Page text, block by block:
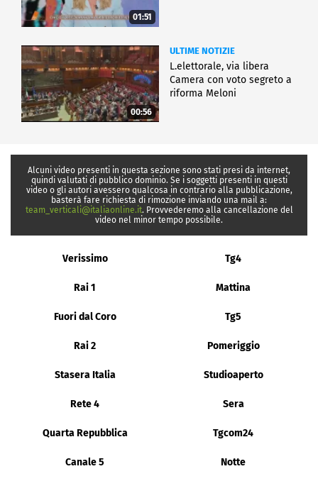
01:51
00:56
ULTIME NOTIZIE
L.elettorale, via libera
Camera con voto segreto a
riforma Meloni
Alcuni video presenti in questa sezione sono stati presi da internet,
quindi valutati di pubblico dominio. Se i soggetti presenti in questi
video o gli autori avessero qualcosa in contrario alla pubblicazione,
basterà fare richiesta di rimozione inviando una mail a:
team_verticali@italiaonline.it. Provvederemo alla cancellazione del
video nel minor tempo possibile.
Verissimo Tg4
Rai 1 Mattina
Fuori dal Coro Tg5
Rai 2 Pomeriggio
Stasera Italia Studioaperto
Rete 4 Sera
Quarta Repubblica Tgcom24
Canale 5 Notte